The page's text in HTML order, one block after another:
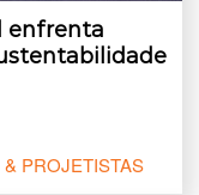
enfrenta
PROJETISTAS